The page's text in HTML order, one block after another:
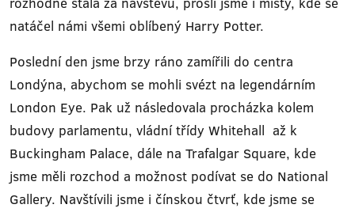
natáčel námi všemi oblíbený Harry Potter.
Poslední den jsme brzy ráno zamířili do centra
Londýna, abychom se mohli svézt na legendárním
London Eye. Pak už následovala procházka kolem
budovy parlamentu, vládní třídy Whitehall až k
Buckingham Palace, dále na Trafalgar Square, kde
jsme měli rozchod a možnost podívat se do National
Gallery. Navštívili jsme i čínskou čtvrť, kde jsme se